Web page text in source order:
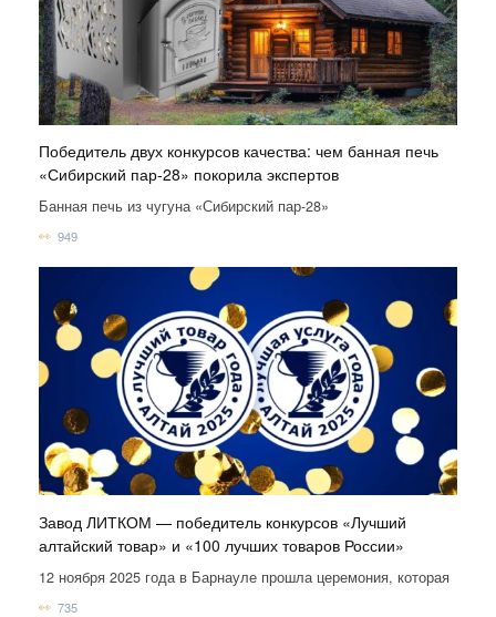
Победитель двух конкурсов качества: чем банная печь
«Сибирский пар-28» покорила экспертов
Банная печь из чугуна «Сибирский пар-28»
949
Завод ЛИТКОМ — победитель конкурсов «Лучший
алтайский товар» и «100 лучших товаров России»
12 ноября 2025 года в Барнауле прошла церемония, которая
735